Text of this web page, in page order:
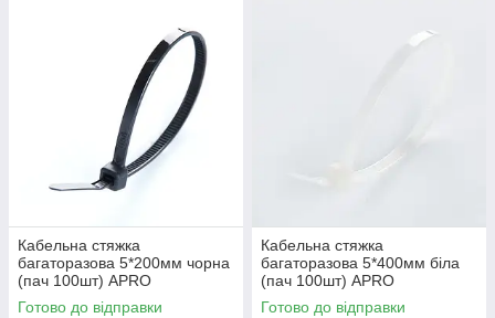
Кабельна стяжка
багаторазова 5*200мм чорна
(пач 100шт) APRO
Готово до відправки
Кабельна стяжка
багаторазова 5*400мм біла
(пач 100шт) APRO
Готово до відправки